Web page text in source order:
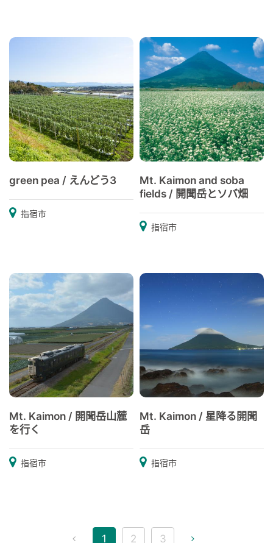
green pea / えんどう3
指宿市
Mt. Kaimon and soba
fields / 開聞岳とソバ畑
指宿市
Mt. Kaimon / 開聞岳山麓
を行く
指宿市
Mt. Kaimon / 星降る開聞
岳
指宿市
1 2 3